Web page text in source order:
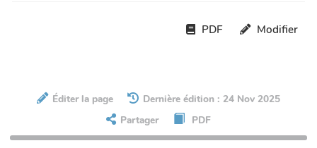
PDF Modifier
Éditer la page
Dernière édition : 24 Nov 2025
Partager
PDF